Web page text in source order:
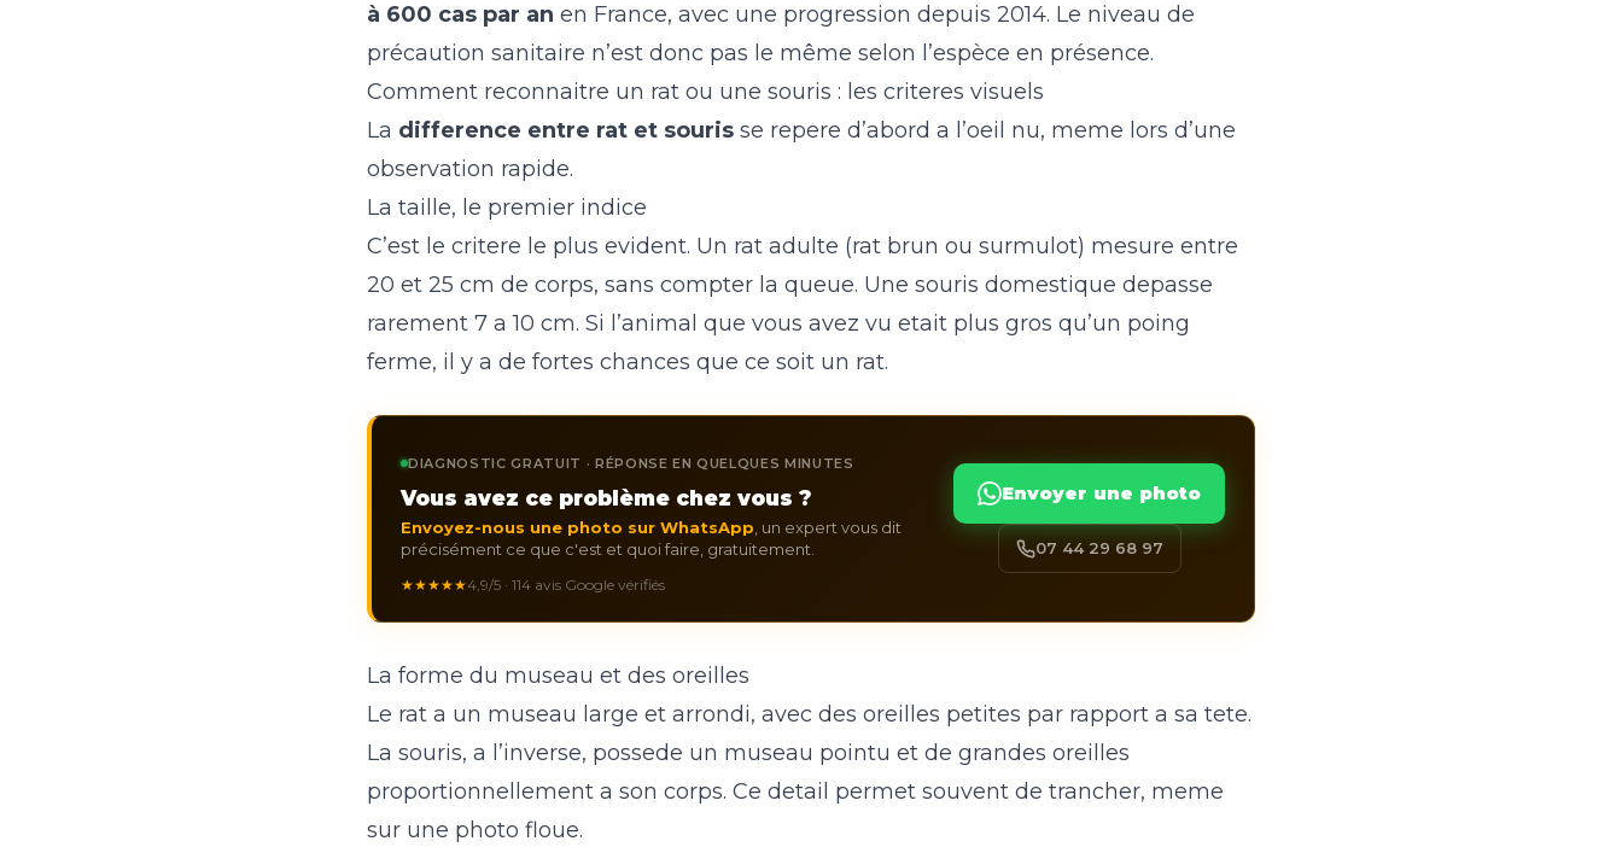
à 600 cas par an en France, avec une progression depuis 2014. Le niveau de
précaution sanitaire n’est donc pas le même selon l’espèce en présence.
Comment reconnaitre un rat ou une souris : les criteres visuels
La difference entre rat et souris se repere d’abord a l’oeil nu, meme lors d’une
observation rapide.
La taille, le premier indice
C’est le critere le plus evident. Un rat adulte (rat brun ou surmulot) mesure entre
20 et 25 cm de corps, sans compter la queue. Une souris domestique depasse
rarement 7 a 10 cm. Si l’animal que vous avez vu etait plus gros qu’un poing
ferme, il y a de fortes chances que ce soit un rat.
DIAGNOSTIC GRATUIT · RÉPONSE EN QUELQUES MINUTES
Vous avez ce problème chez vous ?
Envoyez-nous une photo sur WhatsApp , un expert vous dit
précisément ce que c'est et quoi faire, gratuitement.
★★★★★4,9/5 · 114 avis Google vérifiés
Envoyer une photo
07 44 29 68 97
La forme du museau et des oreilles
Le rat a un museau large et arrondi, avec des oreilles petites par rapport a sa tete.
La souris, a l’inverse, possede un museau pointu et de grandes oreilles
proportionnellement a son corps. Ce detail permet souvent de trancher, meme
sur une photo floue.